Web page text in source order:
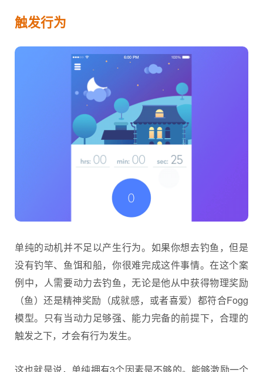
触发行为
单纯的动机并不足以产生行为。如果你想去钓鱼，但是
没有钓竿、鱼饵和船，你很难完成这件事情。在这个案
例中，人需要动力去钓鱼，无论是他从中获得物理奖励
（鱼）还是精神奖励（成就感，或者喜爱）都符合Fogg
模型。只有当动力足够强、能力完备的前提下，合理的
触发之下，才会有行为发生。